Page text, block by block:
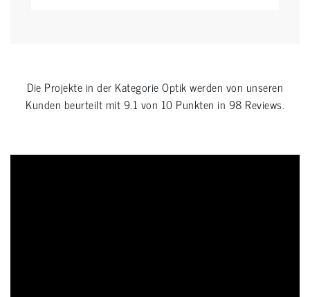
Die Projekte in der KategorieOptikwerden von unseren
Kunden beurteilt mit9.1 von 10 Punkten in 98 Reviews.